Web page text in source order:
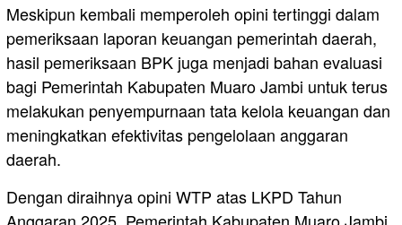
Meskipun kembali memperoleh opini tertinggi dalam
pemeriksaan laporan keuangan pemerintah daerah,
hasil pemeriksaan BPK juga menjadi bahan evaluasi
bagi Pemerintah Kabupaten Muaro Jambi untuk terus
melakukan penyempurnaan tata kelola keuangan dan
meningkatkan efektivitas pengelolaan anggaran
daerah.
Dengan diraihnya opini WTP atas LKPD Tahun
Anggaran 2025, Pemerintah Kabupaten Muaro Jambi